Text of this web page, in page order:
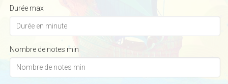
Durée max
Nombre de notes min